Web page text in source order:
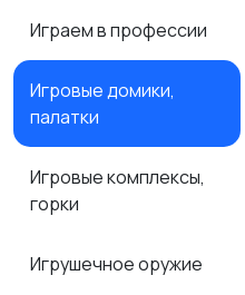
Играем в профессии
Игровые домики,
палатки
Игровые комплексы,
горки
Игрушечное оружие